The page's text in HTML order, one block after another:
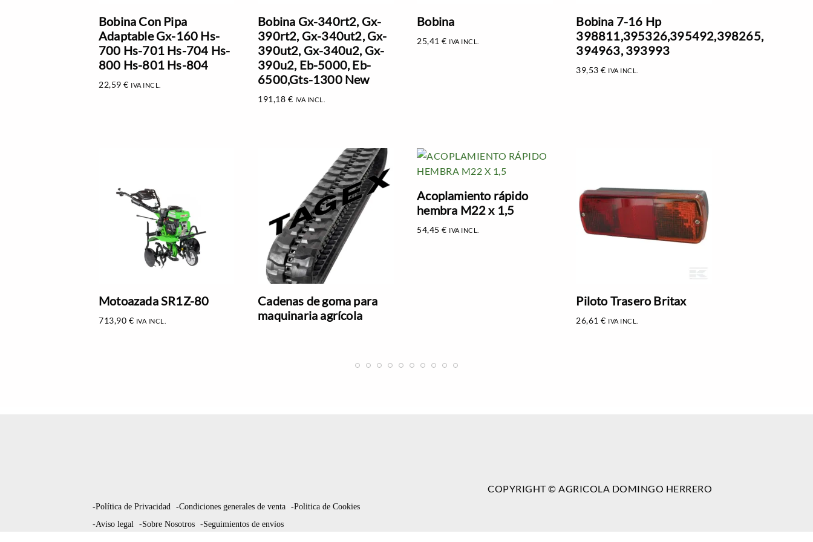
Bobina Con Pipa
Adaptable Gx-160 Hs-
700 Hs-701 Hs-704 Hs-
800 Hs-801 Hs-804
22,59 € IVA INCL.
Bobina Gx-340rt2, Gx-
390rt2, Gx-340ut2, Gx-
390ut2, Gx-340u2, Gx-
390u2, Eb-5000, Eb-
6500,Gts-1300 New
191,18 € IVA INCL.
Bobina
25,41€ IVA INCL.
Bobina 7-16 Hp
398811,395326,395492,398265,
394963, 393993
39,53€ IVA INCL.
Motoazada SR1Z-80
713,90 € IVA INCL.
Cadenas de goma para
maquinaria agrícola
Acoplamiento rápido
hembra M22 x 1,5
54,45€ IVA INCL.
Piloto Trasero Britax
26,61€ IVA INCL.
-Política de Privacidad -Condiciones generales de venta -Politica de Cookies
-Aviso legal -Sobre Nosotros -Seguimientos de envíos
COPYRIGHT © AGRICOLA DOMINGO HERRERO